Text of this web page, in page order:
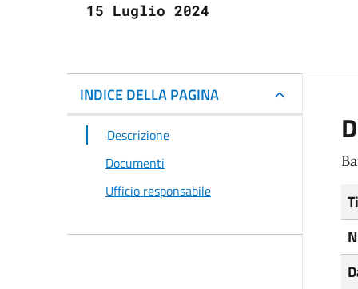
15 Luglio 2024
INDICE DELLA PAGINA
Descrizione
Documenti
Ufficio responsabile